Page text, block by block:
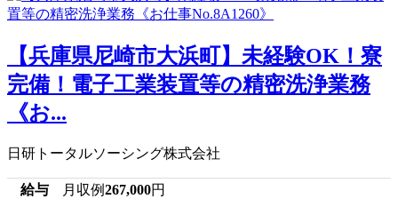
【兵庫県尼崎市大浜町】未経験OK！寮
完備！電子工業装置等の精密洗浄業務
《お...
日研トータルソーシング株式会社
給与 月収例267,000円